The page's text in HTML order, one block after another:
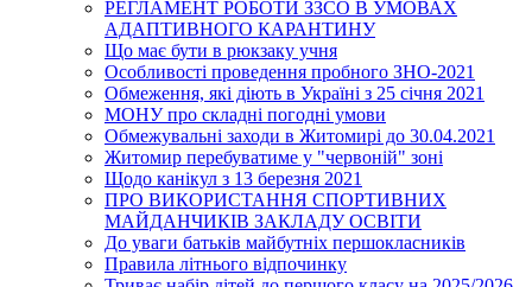
РЕГЛАМЕНТ РОБОТИ ЗЗСО В УМОВАХ
АДАПТИВНОГО КАРАНТИНУ
Що має бути в рюкзаку учня
Особливості проведення пробного ЗНО-2021
Обмеження, які діють в Україні з 25 січня 2021
МОНУ про складні погодні умови
Обмежувальні заходи в Житомирі до 30.04.2021
Житомир перебуватиме у "червоній" зоні
Щодо канікул з 13 березня 2021
ПРО ВИКОРИСТАННЯ СПОРТИВНИХ
МАЙДАНЧИКІВ ЗАКЛАДУ ОСВІТИ
До уваги батьків майбутніх першокласників
Правила літнього відпочинку